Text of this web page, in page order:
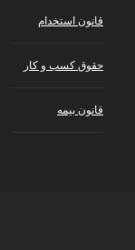
قانون استخدام
حقوق کسب‌ و کار
قانون بیمه